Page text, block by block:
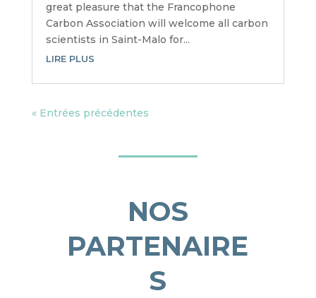
great pleasure that the Francophone
Carbon Association will welcome all carbon
scientists in Saint-Malo for...
LIRE PLUS
« Entrées précédentes
NOS
PARTENAIRE
S